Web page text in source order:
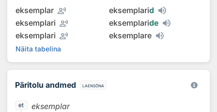
eksemplar record_voice_over eksemplarid
eksemplari record_voice_over eksemplaride
eksemplari record_voice_over eksemplare
Näita tabelina
Päritolu andmed laensõna
et eksemplar